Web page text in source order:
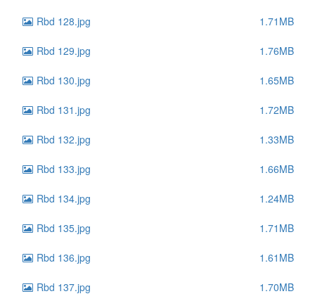
Rbd 128.jpg 1.71MB
Rbd 129.jpg 1.76MB
Rbd 130.jpg 1.65MB
Rbd 131.jpg 1.72MB
Rbd 132.jpg 1.33MB
Rbd 133.jpg 1.66MB
Rbd 134.jpg 1.24MB
Rbd 135.jpg 1.71MB
Rbd 136.jpg 1.61MB
Rbd 137.jpg 1.70MB